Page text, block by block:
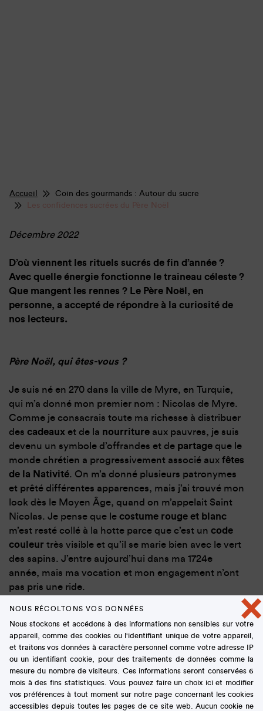
Accueil
Coin des gourmands : Autour du sucre
Les confidences sucrées du Père Noël
Décembre 2022
D’où viennent les rituels sucrés de fin d’année ?
Avec quelle énergie fonctionne le traineau céleste ?
Que mangent les rennes ? Le Père Noël, en
personne, a accepté de répondre à la curiosité de
nos lecteurs.
Père Noël, qui êtes-vous ?
Je suis né en 270 dans la ville de Myre, en Turquie,
qui m’a donné mon premier nom : Nicolas de Myre.
Comme je consacrais toute ma richesse à distribuer
des cadeaux et de la nourriture aux pauvres, je suis
devenu un symbole d’offrandes et de partage que le
monde chrétien a progressivement associé aux fêtes
de la Nativité. On m’a donné plusieurs patronymes
et prêté différentes apparences, mais j’ai trouvé mon
look dès le Moyen Âge, quand on m’appelait Saint
Nicolas. Je pense que le costume rouge et blanc
m’est resté collé à la hotte parce que c’est un code
couleur très visible et qu’il se marie bien avec le vert
des sapins. J’entre aujourd’hui dans ma 1724e
année, mais ma vocation et mon engagement n’ont
pas pris une ride.
Pourquoi le sucré occupe-t-il une telle importance
dans les rituels de fin d’année ?
C’est universel. Dans toutes les régions du monde,
quelles que soient les cultures et les religions, le
sucré a unevaleur symboliqueet précieuse que l’on
×
NOUS RÉCOLTONS VOS DONNÉES
Nous stockons et accédons à des informations non sensibles sur votre
appareil, comme des cookies ou l'identifiant unique de votre appareil,
et traitons vos données à caractère personnel comme votre adresse IP
ou un identifiant cookie, pour des traitements de données comme la
mesure du nombre de visiteurs. Ces informations seront conservées 6
mois à des fins statistiques. Vous pouvez faire un choix ici et modifier
vos préférences à tout moment sur notre page concernant les cookies
accessibles depuis toutes les pages de ce site web. Aucun cookie ne